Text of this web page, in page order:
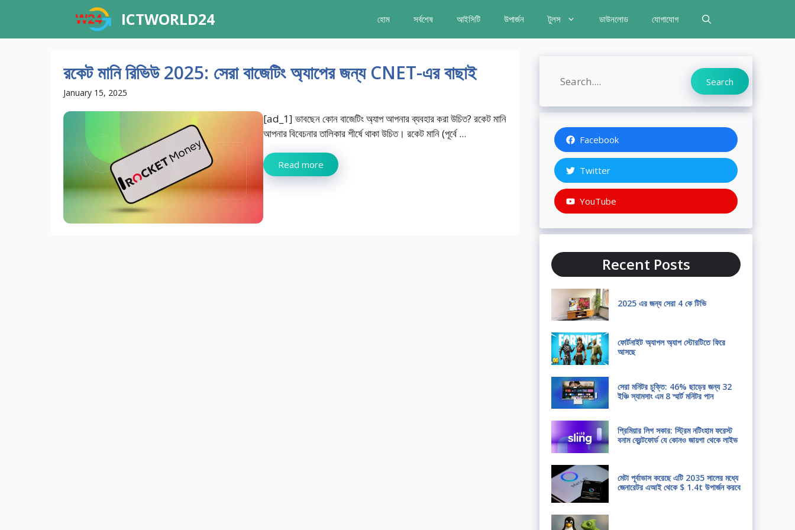
content
ICTWORLD24 হোম সর্বশেষ আইসিটি উপার্জন টুলস ডাউনলোড যোগাযোগ
রকেট মানি রিভিউ 2025: সেরা বাজেটিং অ্যাপের জন্য CNET-এর বাছাই
January 15, 2025
[ad_1] ভাবছেন কোন বাজেটিং অ্যাপ আপনার ব্যবহার করা উচিত? রকেট মানি
আপনার বিবেচনার তালিকার শীর্ষে থাকা উচিত। রকেট মানি (পূর্বে ...
Read more
Search Search
Facebook
Twitter
YouTube
Recent Posts
2025 এর জন্য সেরা 4 কে টিভি
ফোর্টনাইট অ্যাপল অ্যাপ স্টোরটিতে ফিরে
আসছে
সেরা মনিটর চুক্তি: 46% ছাড়ের জন্য 32
ইঞ্চি স্যামসাং এম 8 স্মার্ট মনিটর পান
প্রিমিয়ার লিগ সকার: স্ট্রিম নটিংহাম ফরেস্ট
বনাম ব্রেন্টফোর্ড যে কোনও জায়গা থেকে লাইভ
মেটা পূর্বাভাস করেছে এটি 2035 সালের মধ্যে
জেনারেটর এআই থেকে $ 1.4t উপার্জন করবে